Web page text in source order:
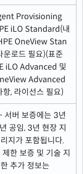
Provisioning
iLO Standard(내
OneView Stan
로드 필요)(표준
iLO Advanced 및
Advanced
항, 라이선스 필요)
버 보증에는 3년
공임, 3년 현장 지
지가 포함됩니다.
한 보증 및 기술 지
추가 정보는